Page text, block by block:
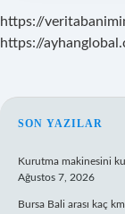
https://
https://
SON YAZILAR
Kurutma makinesini
Ağustos 7, 2026
Bursa Bali arası kaç